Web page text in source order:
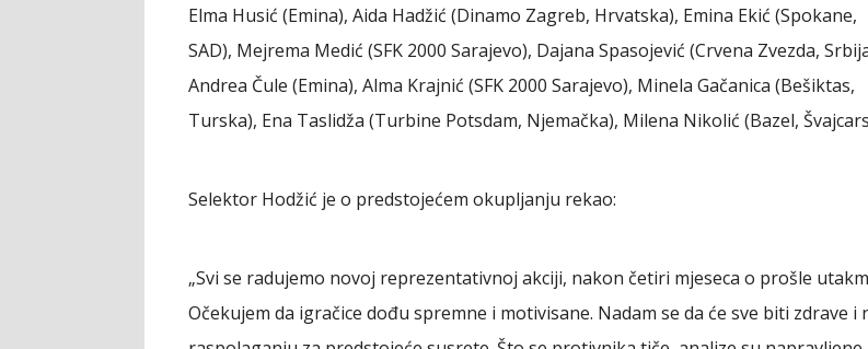
Elma Husić (Emina), Aida Hadžić (Dinamo Zagreb, Hrvatska), Emina Ekić (Spokane,
SAD), Mejrema Medić (SFK 2000 Sarajevo), Dajana Spasojević (Crvena Zvezda,
Andrea Čule (Emina), Alma Krajnić (SFK 2000 Sarajevo), Minela Gačanica (Bešiktas,
Turska), Ena Taslidža (Turbine Potsdam, Njemačka), Milena Nikolić (Bazel,
Selektor Hodžić je o predstojećem okupljanju rekao:
„Svi se radujemo novoj reprezentativnoj akciji, nakon četiri mjeseca o prošle
Očekujem da igračice dođu spremne i motivisane. Nadam se da će sve biti zdrave i